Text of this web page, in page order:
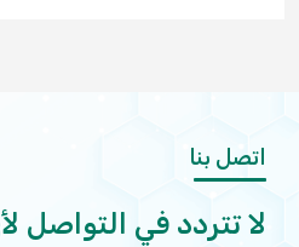
اتصل بنا
لا تتردد في التواصل